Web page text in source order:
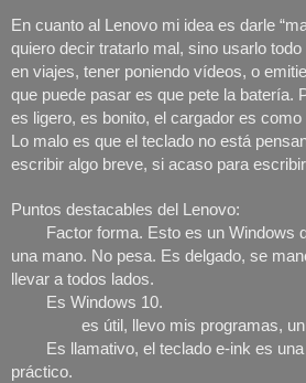
En cuanto al Lenovo mi idea es darle
quiero decir tratarlo mal, sino usarlo
en viajes, tener poniendo vídeos, o
que puede pasar es que pete la batería.
es ligero, es bonito, el cargador es
Lo malo es que el teclado no está
escribir algo breve, si acaso para
Puntos destacables del Lenovo:
Factor forma. Esto es un Windows
una mano. No pesa. Es delgado, se
llevar a todos lados.
Es Windows 10.
es útil, llevo mis programas,
Es llamativo, el teclado e-ink es
práctico.